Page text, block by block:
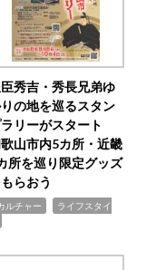
秀吉・秀長兄弟ゆ
の地を巡るスタン
リーがスタート
山市内5カ所・近畿
所を巡り限定グッズ
らおう
ルチャー
ライフスタイ